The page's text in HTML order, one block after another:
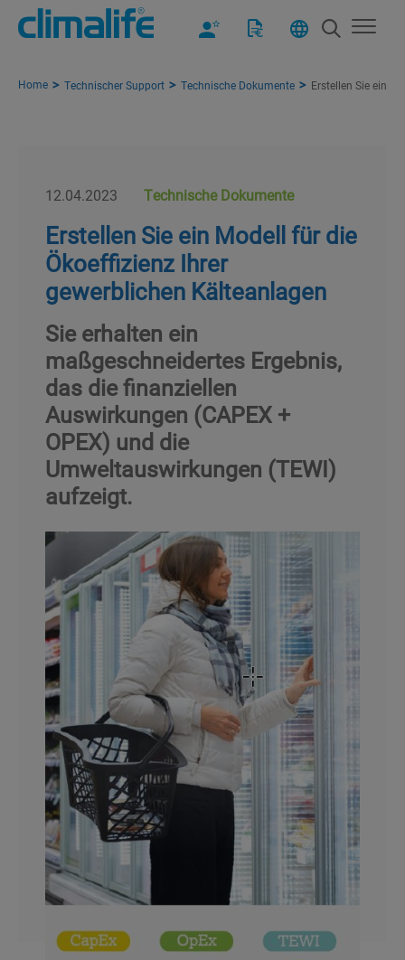
Home Technischer Support Technische Dokumente Erstellen Sie ein
12.04.2023 Technische Dokumente
Erstellen Sie ein Modell für die
Ökoeffizienz Ihrer
gewerblichen Kälteanlagen
Sie erhalten ein
maßgeschneidertes Ergebnis,
das die finanziellen
Auswirkungen (CAPEX +
OPEX) und die
Umweltauswirkungen (TEWI)
aufzeigt.